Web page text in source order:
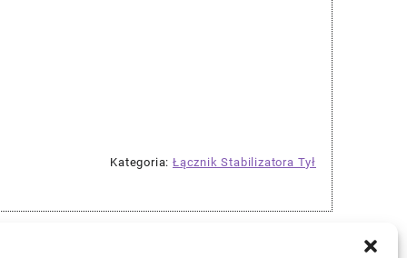
Kategoria: Łącznik Stabilizatora Tył